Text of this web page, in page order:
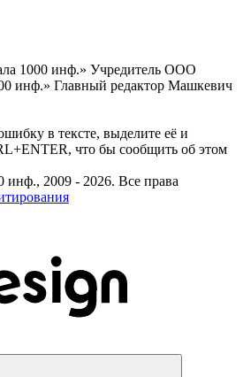
1000 инф.» Учредитель ООО
инф.» Главный редактор Машкевич
в тексте, выделите её и
что бы сообщить об этом
инф., 2009 - 2026. Все права